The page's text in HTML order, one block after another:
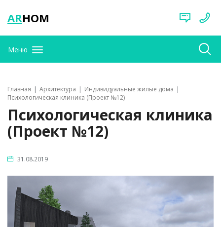
ARHOM
Меню
Главная Архитектура
Индивидуальные жилые дома
Психологическая клиника (Проект №12)
Психологическая клиника
(Проект №12)
31.08.2019